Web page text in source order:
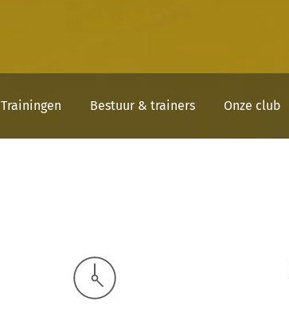
Trainingen Bestuur & trainers Onze club